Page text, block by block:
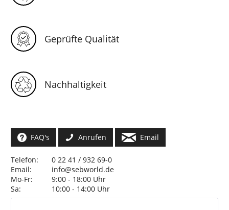
Geprüfte Qualität
Nachhaltigkeit
FAQ's Anrufen Email
Telefon:
0 22 41 / 932 69-0
Email:
info@sebworld.de
Mo-Fr:
9:00 - 18:00 Uhr
Sa:
10:00 - 14:00 Uhr